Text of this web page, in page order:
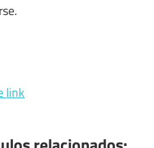
link